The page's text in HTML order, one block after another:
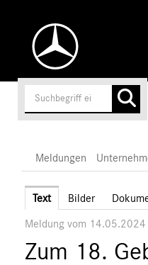
Unternehmen
Marken & Produkte
MEDIA
Meldungen
Text Bilder
Meldung vom 14.05.2024
Zum 18.